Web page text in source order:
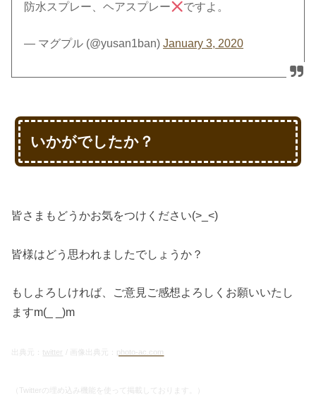
防水スプレー、ヘアスプレー
ですよ。
— マグプル (@yusan1ban)January 3, 2020
いかがでしたか？
皆さまもどうかお気をつけください(>_<)
皆様はどう思われましたでしょうか？
もしよろしければ、ご意見ご感想よろしくお願いいたし
ますm(_ _)m
出典元： twitter / 画像出典元： photo-ac.com
（Twitterの埋め込み機能を使って掲載しております。）